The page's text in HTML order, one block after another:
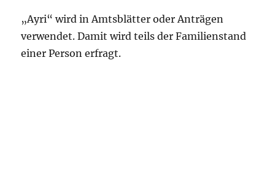
„Ayri“ wird in Amtsblätter oder Anträgen
verwendet. Damit wird teils der Familienstand
einer Person erfragt.